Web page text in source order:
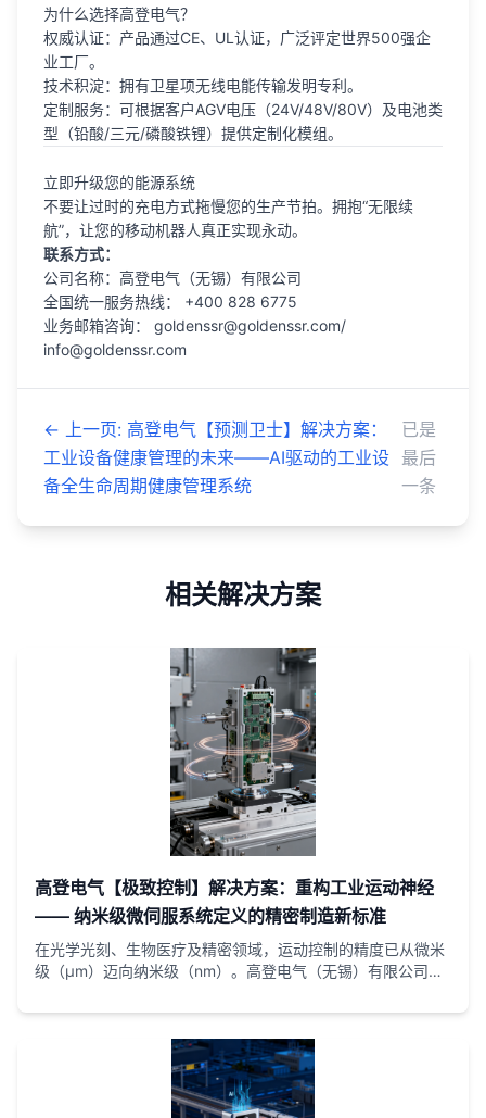
为什么选择高登电气？
权威认证：产品通过CE、UL认证，广泛评定世界500强企
业工厂。
技术积淀：拥有卫星项无线电能传输发明专利。
定制服务：可根据客户AGV电压（24V/48V/80V）及电池类
型（铅酸/三元/磷酸铁锂）提供定制化模组。
立即升级您的能源系统
不要让过时的充电方式拖慢您的生产节拍。拥抱“无限续
航”，让您的移动机器人真正实现永动。
联系方式：
公司名称：高登电气（无锡）有限公司
全国统一服务热线： +400 828 6775
业务邮箱咨询： goldenssr@goldenssr.com/
info@goldenssr.com
← 上一页: 高登电气【预测卫士】解决方案：
工业设备健康管理的未来——AI驱动的工业设
备全生命周期健康管理系统
已是
最后
一条
相关解决方案
高登电气【极致控制】解决方案：重构工业运动神经
—— 纳米级微伺服系统定义的精密制造新标准
在光学光刻、生物医疗及精密领域，运动控制的精度已从微米
级（μm）迈向纳米级（nm）。高登电气（无锡）有限公司推
（MPC）算法与24位高分辨率绝对值编码器技术，突破了传统
PID控制的物理极限。该系统实现了3.5kHz的速度环带宽与**
<10nm的尖端工艺，能够实时补偿机械拓扑与负载扰动。作为
符合IEC 61800**标准的工业4.0核心组件，「极致控制」方
案为高端装备提供了“快、准、稳”的运动神经中枢，助力企业